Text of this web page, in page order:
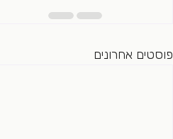
פוסטים אחרונים